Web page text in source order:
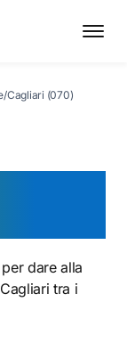
/Cagliari (070)
dare alla
tra i